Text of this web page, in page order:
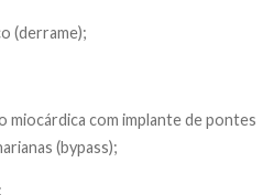
(derrame);
miocárdica com implante de pontes
(bypass);